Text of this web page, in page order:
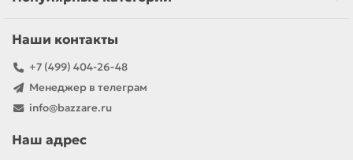
Наши контакты
+7 (499) 404-26-48
Менеджер в телеграм
info@bazzare.ru
Наш адрес